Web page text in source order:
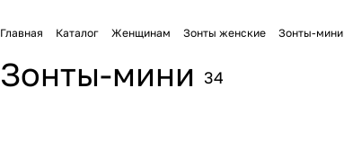
Главная Каталог Женщинам Зонты женские Зонты-мини
Зонты-мини 34